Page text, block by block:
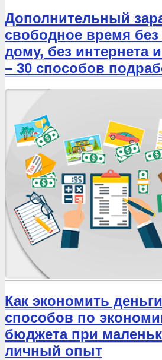
Дополнительный
свободное время
дому, без интернета
– 30 способов
Как экономить
способов по
бюджета при
личный опыт